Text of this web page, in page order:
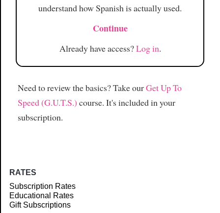
understand how Spanish is actually used.
Continue
Already have access?Log in.
Need to review the basics? Take ourGet Up To
Speed (G.U.T.S.) course. It's included in your
subscription.
RATES
Subscription Rates
Educational Rates
Gift Subscriptions